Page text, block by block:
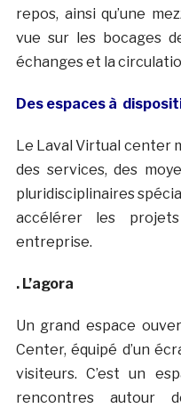
repos, ainsi qu’une
vue sur les bocages
échanges et la
Des espaces à
Le Laval Virtual center
des services, des
pluridisciplinaires
accélérer les
entreprise.
. L’agora
Un grand espace
Center, équipé d’un
visiteurs. C’est un
rencontres autour